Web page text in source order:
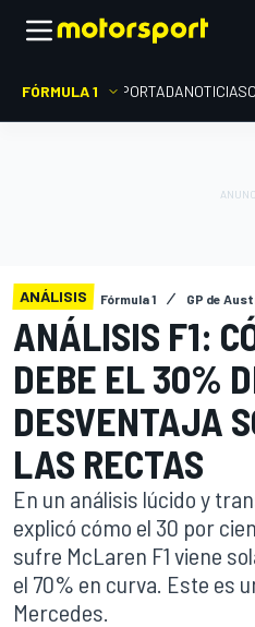
FÓRMULA 1 PORTADANOTICIAS
ANÁLISIS Fórmula 1 GP de
ANÁLISIS F1:
DEBE EL 30%
DESVENTAJA
LAS RECTAS
En un análisis lúcido y
explicó cómo el 30 por
sufre McLaren F1 viene
el 70% en curva. Este es
Mercedes.